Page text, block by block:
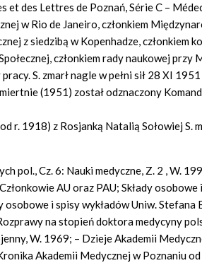
et des Lettres de Poznań, Série C –
w Rio de Janeiro, członkiem
z siedzibą w Kopenhadze, członkiem
członkiem rady naukowej
S. zmarł nagle w pełni sił 28 XI
(1951) został odznaczony
r. 1918) z Rosjanką Natalią Sołowiej S.
pol., Cz. 6: Nauki medyczne, Z. 2 , W.
AU oraz PAU; Składy
osobowe i spisy wykładów Uniw.
na stopień doktora medycyny
W. 1969; – Dzieje Akademii
Akademii Medycznej w Poznaniu